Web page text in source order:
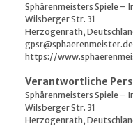
Sphärenmeisters Spiele –
Wilsberger Str. 31
Herzogenrath,
gpsr@sphaerenmeister.de
https://
Verantwortliche
Sphärenmeisters Spiele –
Wilsberger Str. 31
Herzogenrath,